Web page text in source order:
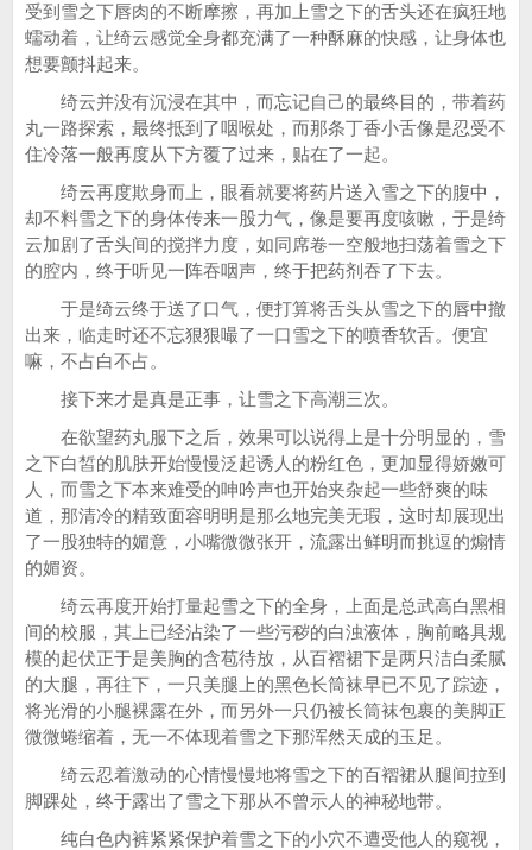
受到雪之下唇肉的不断摩擦，再加上雪之下的舌头还在疯狂地
蠕动着，让绮云感觉全身都充满了一种酥麻的快感，让身体也
想要颤抖起来。
绮云并没有沉浸在其中，而忘记自己的最终目的，带着药
丸一路探索，最终抵到了咽喉处，而那条丁香小舌像是忍受不
住冷落一般再度从下方覆了过来，贴在了一起。
绮云再度欺身而上，眼看就要将药片送入雪之下的腹中，
却不料雪之下的身体传来一股力气，像是要再度咳嗽，于是绮
云加剧了舌头间的搅拌力度，如同席卷一空般地扫荡着雪之下
的腔内，终于听见一阵吞咽声，终于把药剂吞了下去。
于是绮云终于送了口气，便打算将舌头从雪之下的唇中撤
出来，临走时还不忘狠狠嘬了一口雪之下的喷香软舌。便宜
嘛，不占白不占。
接下来才是真是正事，让雪之下高潮三次。
在欲望药丸服下之后，效果可以说得上是十分明显的，雪
之下白皙的肌肤开始慢慢泛起诱人的粉红色，更加显得娇嫩可
人，而雪之下本来难受的呻吟声也开始夹杂起一些舒爽的味
道，那清冷的精致面容明明是那么地完美无瑕，这时却展现出
了一股独特的媚意，小嘴微微张开，流露出鲜明而挑逗的煽情
的媚资。
绮云再度开始打量起雪之下的全身，上面是总武高白黑相
间的校服，其上已经沾染了一些污秽的白浊液体，胸前略具规
模的起伏正于是美胸的含苞待放，从百褶裙下是两只洁白柔腻
的大腿，再往下，一只美腿上的黑色长筒袜早已不见了踪迹，
将光滑的小腿裸露在外，而另外一只仍被长筒袜包裹的美脚正
微微蜷缩着，无一不体现着雪之下那浑然天成的玉足。
绮云忍着激动的心情慢慢地将雪之下的百褶裙从腿间拉到
脚踝处，终于露出了雪之下那从不曾示人的神秘地带。
纯白色内裤紧紧保护着雪之下的小穴不遭受他人的窥视，